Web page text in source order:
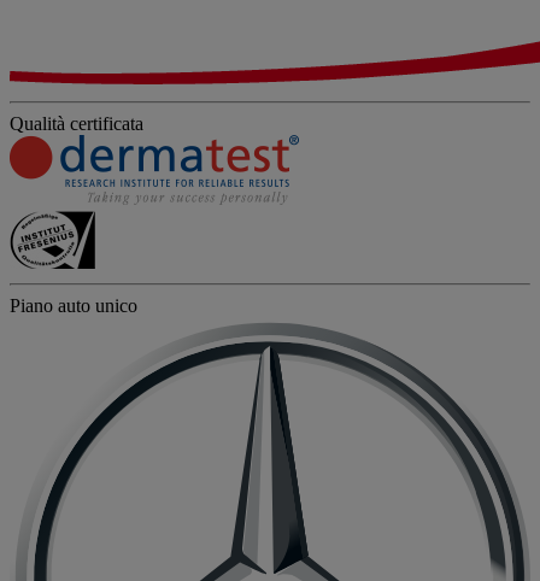
Qualità certificata
Piano auto unico